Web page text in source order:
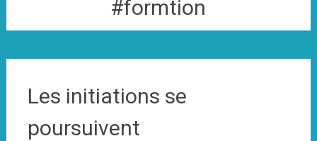
#formtion
Les initiations se
poursuivent